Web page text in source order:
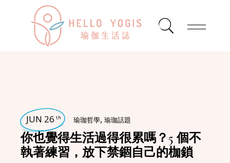
JUN 26 th 瑜珈哲學,瑜珈話題
你也覺得生活過得很累嗎？5 個不
執著練習，放下禁錮自己的枷鎖